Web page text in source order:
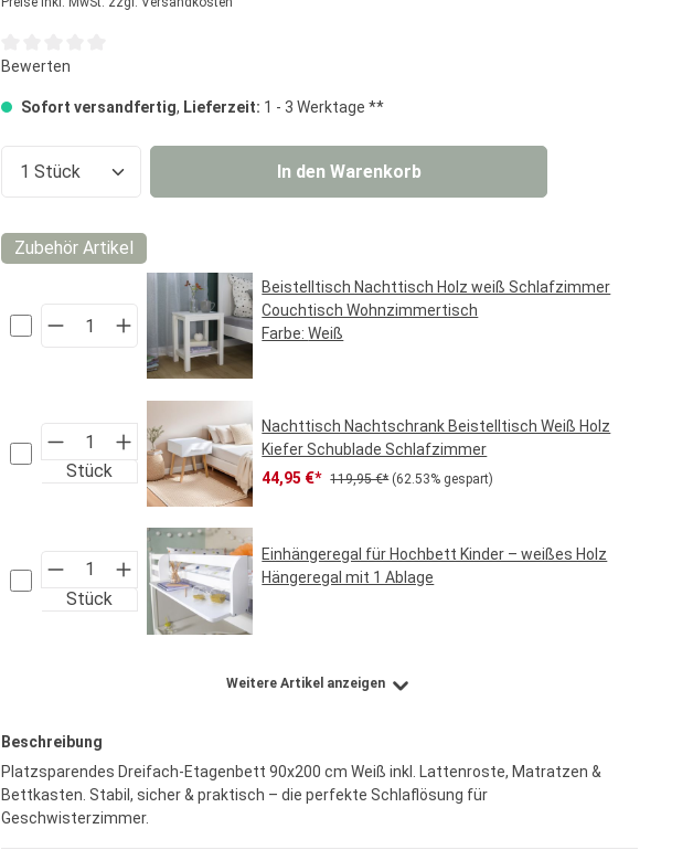
Durchschnittliche Bewertung von 0 von 5 Sternen
Bewerten
Sofort versandfertig, Lieferzeit: 1 - 3 Werktage **
Produkt Anzahl: Gib den gewünschten Wert ein oder
In den Warenkorb
Zubehör Artikel
Beistelltisch Nachttisch Holz weiß Schlafzimmer
Couchtisch Wohnzimmertisch
Farbe:Weiß
Stück
Nachttisch Nachtschrank Beistelltisch Weiß Holz
Kiefer Schublade Schlafzimmer
Verkaufspreis:
44,95 €* Regulärer Preis:
119,95 €* (62.53% gespart)
Stück
Einhängeregal für Hochbett Kinder – weißes Holz
Hängeregal mit 1 Ablage
Weitere Artikel anzeigen
Beschreibung
Platzsparendes Dreifach-Etagenbett 90x200 cm Weiß inkl. Lattenroste, Matratzen &
Bettkasten. Stabil, sicher & praktisch – die perfekte Schlaflösung für
Geschwisterzimmer.